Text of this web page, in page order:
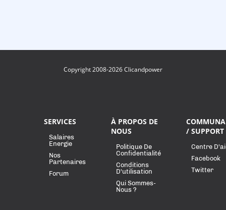
Copyright 2008-2026 Clicandpower
SERVICES
Salaires
Energie
Nos
Partenaires
Forum
À PROPOS DE
NOUS
Politique De
Confidentialité
Conditions
D'utilisation
Qui Sommes-
Nous ?
/ SUPPORT
Centre
Facebook
Twitter